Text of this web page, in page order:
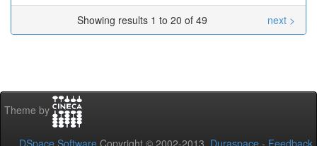
Showing results 1 to 20 of 49
next >
Theme by
DSpace Software Copyright © 2002-2013 Duraspace - Feedback